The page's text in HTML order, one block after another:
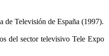
de Televisión de España (1997).
del sector televisivo Tele Expo